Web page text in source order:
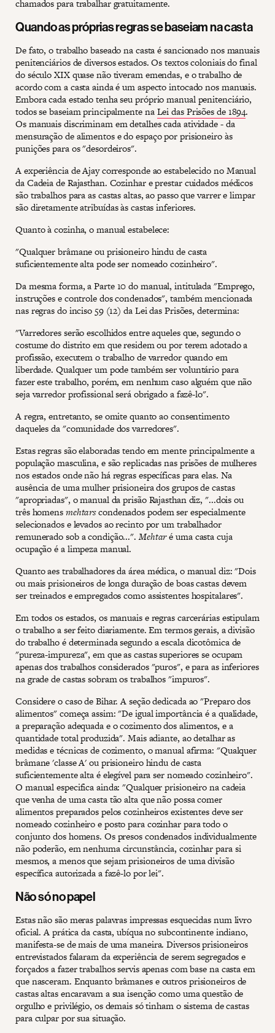
chamados para trabalhar gratuitamente.
Quando as próprias regras se baseiam na casta
De fato, o trabalho baseado na casta é sancionado nos manuais
penitenciários de diversos estados. Os textos coloniais do final
do século XIX quase não tiveram emendas, e o trabalho de
acordo com a casta ainda é um aspecto intocado nos manuais.
Embora cada estado tenha seu próprio manual penitenciário,
todos se baseiam principalmente naLei das Prisões de 1894.
Os manuais discriminam em detalhes cada atividade - da
mensuração de alimentos e do espaço por prisioneiro às
punições para os "desordeiros".
A experiência de Ajay corresponde ao estabelecido no Manual
da Cadeia de Rajasthan. Cozinhar e prestar cuidados médicos
são trabalhos para as castas altas, ao passo que varrer e limpar
são diretamente atribuídas às castas inferiores.
Quanto à cozinha, o manual estabelece:
"Qualquer brâmane ou prisioneiro hindu de casta
suficientemente alta pode ser nomeado cozinheiro".
Da mesma forma, a Parte 10 do manual, intitulada "Emprego,
instruções e controle dos condenados", também mencionada
nas regras do inciso 59 (12) da Lei das Prisões, determina:
"Varredores serão escolhidos entre aqueles que, segundo o
costume do distrito em que residem ou por terem adotado a
profissão, executem o trabalho de varredor quando em
liberdade. Qualquer um pode também ser voluntário para
fazer este trabalho, porém, em nenhum caso alguém que não
seja varredor profissional será obrigado a fazê-lo".
A regra, entretanto, se omite quanto ao consentimento
daqueles da "comunidade dos varredores".
Estas regras são elaboradas tendo em mente principalmente a
população masculina, e são replicadas nas prisões de mulheres
nos estados onde não há regras específicas para elas. Na
ausência de uma mulher prisioneira dos grupos de castas
"apropriadas", o manual da prisão Rajasthan diz, "...dois ou
três homensmehtarscondenados podem ser especialmente
selecionados e levados ao recinto por um trabalhador
remunerado sob a condição...".Mehtaré uma casta cuja
ocupação é a limpeza manual.
Quanto aes trabalhadores da área médica, o manual diz: "Dois
ou mais prisioneiros de longa duração de boas castas devem
ser treinados e empregados como assistentes hospitalares".
Em todos os estados, os manuais e regras carcerárias estipulam
o trabalho a ser feito diariamente. Em termos gerais, a divisão
do trabalho é determinada segundo a escala dicotômica de
"pureza-impureza", em que as castas superiores se ocupam
apenas dos trabalhos considerados "puros", e para as inferiores
na grade de castas sobram os trabalhos "impuros".
Considere o caso de Bihar. A seção dedicada ao "Preparo dos
alimentos" começa assim: "De igual importância é a qualidade,
a preparação adequada e o cozimento dos alimentos, e a
quantidade total produzida". Mais adiante, ao detalhar as
medidas e técnicas de cozimento, o manual afirma: "Qualquer
brâmane 'classe A' ou prisioneiro hindu de casta
suficientemente alta é elegível para ser nomeado cozinheiro".
O manual especifica ainda: "Qualquer prisioneiro na cadeia
que venha de uma casta tão alta que não possa comer
alimentos preparados pelos cozinheiros existentes deve ser
nomeado cozinheiro e posto para cozinhar para todo o
conjunto dos homens. Os presos condenados individualmente
não poderão, em nenhuma circunstância, cozinhar para si
mesmos, a menos que sejam prisioneiros de uma divisão
específica autorizada a fazê-lo por lei".
Não só no papel
Estas não são meras palavras impressas esquecidas num livro
oficial. A prática da casta, ubíqua no subcontinente indiano,
manifesta-se de mais de uma maneira. Diversos prisioneiros
entrevistados falaram da experiência de serem segregados e
forçados a fazer trabalhos servis apenas com base na casta em
que nasceram. Enquanto brâmanes e outros prisioneiros de
castas altas encaravam a sua isenção como uma questão de
orgulho e privilégio, os demais só tinham o sistema de castas
para culpar por sua situação.